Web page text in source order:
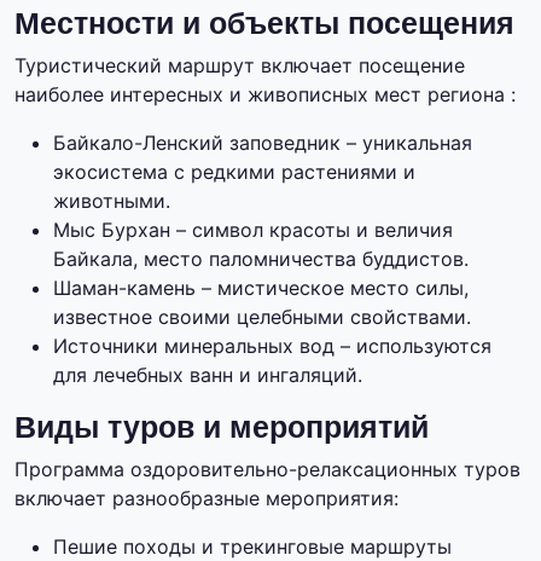
Местности и объекты посещения
Туристический маршрут включает посещение
наиболее интересных и живописных мест региона :
Байкало-Ленский заповедник – уникальная
экосистема с редкими растениями и
животными.
Мыс Бурхан – символ красоты и величия
Байкала, место паломничества буддистов.
Шаман-камень – мистическое место силы,
известное своими целебными свойствами.
Источники минеральных вод – используются
для лечебных ванн и ингаляций.
Виды туров и мероприятий
Программа оздоровительно-релаксационных туров
включает разнообразные мероприятия:
Пешие походы и трекинговые маршруты